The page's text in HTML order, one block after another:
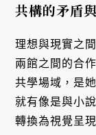
共構的矛盾
理想與現實之
兩館之間的合
共學場域，是
就有像是與小
轉換為視覺呈現